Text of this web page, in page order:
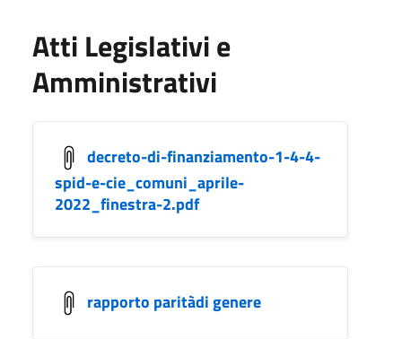
Atti Legislativi e
Amministrativi
decreto-di-finanziamento-1-4-4-
spid-e-cie_comuni_aprile-
2022_finestra-2.pdf
rapporto paritàdi genere